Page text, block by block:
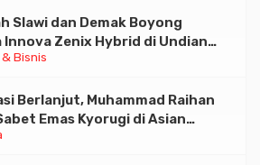
Bisnis
Slawi dan Demak Boyong
Zenix Hybrid di Undian
Bima Bank Jateng
Berlanjut, Muhammad Raihan
Emas Kyorugi di Asian
Indonesia Open 2026